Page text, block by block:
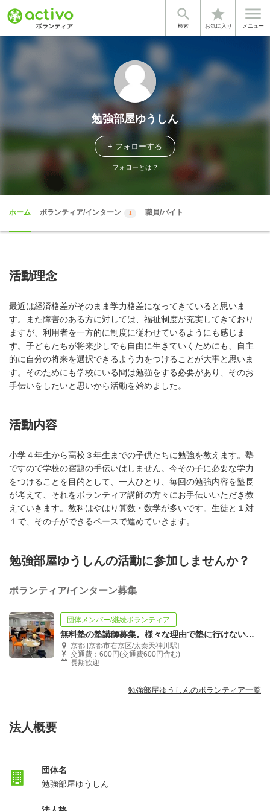

検索
star
お気に入り

メニュー
勉強部屋ゆうしん
+ フォローする
フォローとは？
ホーム ボランティア/インターン 1 職員/バイト
活動理念
最近は経済格差がそのまま学力格差になってきていると思いま
す。また障害のある方に対しては、福祉制度が充実してきており
ますが、利用者を一方的に制度に従わせているようにも感じま
す。子どもたちが将来少しでも自由に生きていくためにも、自主
的に自分の将来を選択できるよう力をつけることが大事と思いま
す。そのためにも学校にいる間は勉強をする必要があり、そのお
手伝いをしたいと思いから活動を始めました。
活動内容
小学４年生から高校３年生までの子供たちに勉強を教えます。塾
ですので学校の宿題の手伝いはしません。今その子に必要な学力
をつけることを目的として、一人ひとり、毎回の勉強内容を塾長
が考えて、それをボランティア講師の方々にお手伝いいただき教
えていきます。教科はやはり算数・数学が多いです。生徒と１対
１で、その子ができるペースで進めていきます。
勉強部屋ゆうしんの活動に参加しませんか？
ボランティア/インターン募集
団体メンバー/継続ボランティア
無料塾の塾講師募集。様々な理由で塾に行けない子ども達を応援しましょう。
京都 [京都市右京区/太秦天神川駅]
交通費：600円(交通費600円含む)
長期歓迎
勉強部屋ゆうしんのボランティア一覧
法人概要
団体名
勉強部屋ゆうしん